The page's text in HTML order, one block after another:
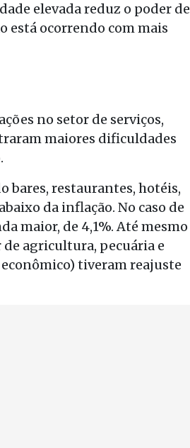
elevada reduz o poder de
está ocorrendo com mais
no setor de serviços,
maiores dificuldades
bares, restaurantes, hotéis,
da inflação. No caso de
maior, de 4,1%. Até mesmo
agricultura, pecuária e
tiveram reajuste